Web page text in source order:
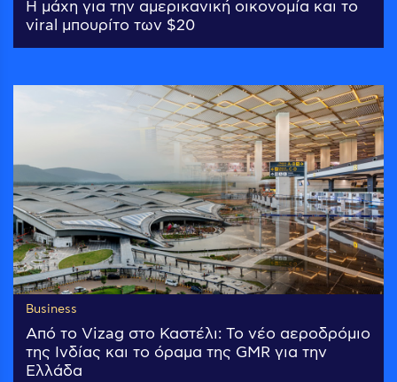
Η μάχη για την αμερικανική οικονομία και το
viral μπουρίτο των $20
Business
Από το Vizag στο Καστέλι: Το νέο αεροδρόμιο
της Ινδίας και το όραμα της GMR για την
Ελλάδα